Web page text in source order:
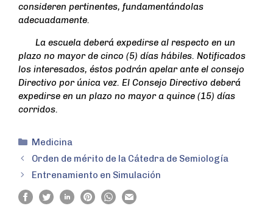
consideren pertinentes, fundamentándolas
adecuadamente.
La escuela deberá expedirse al respecto en un
plazo no mayor de cinco (5) días hábiles. Notificados
los interesados, éstos podrán apelar ante el consejo
Directivo por única vez. El Consejo Directivo deberá
expedirse en un plazo no mayor a quince (15) días
corridos.
Medicina
Orden de mérito de la Cátedra de Semiología
Entrenamiento en Simulación